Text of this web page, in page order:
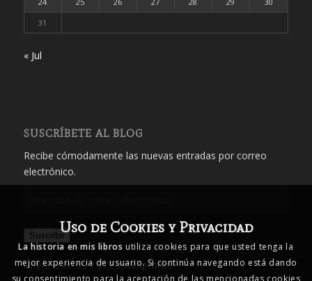
31
« Jul
SUSCRÍBETE AL BLOG
Recibe cómodamente las nuevas entradas por correo
electrónico.
correo
electrónico
Suscribir
Únete a otros 1.719 suscriptores
Uso de Cookies y Privacidad
La historia en mis libros utiliza cookies para que usted tenga la
mejor experiencia de usuario. Si continúa navegando está dando
su consentimiento para la aceptación de las mencionadas cookies